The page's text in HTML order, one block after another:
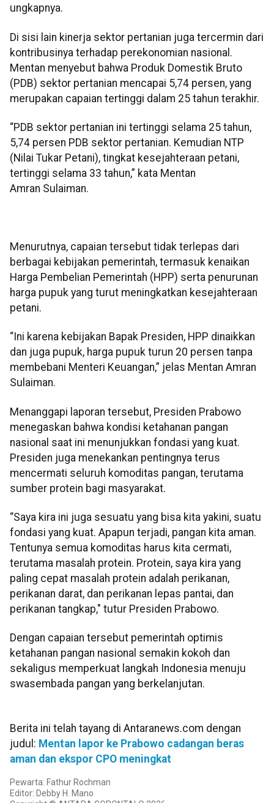
ungkapnya.
Di sisi lain kinerja sektor pertanian juga tercermin dari
kontribusinya terhadap perekonomian nasional.
Mentan menyebut bahwa Produk Domestik Bruto
(PDB) sektor pertanian mencapai 5,74 persen, yang
merupakan capaian tertinggi dalam 25 tahun terakhir.
“PDB sektor pertanian ini tertinggi selama 25 tahun,
5,74 persen PDB sektor pertanian. Kemudian NTP
(Nilai Tukar Petani), tingkat kesejahteraan petani,
tertinggi selama 33 tahun,” kata Mentan
Amran Sulaiman.
Menurutnya, capaian tersebut tidak terlepas dari
berbagai kebijakan pemerintah, termasuk kenaikan
Harga Pembelian Pemerintah (HPP) serta penurunan
harga pupuk yang turut meningkatkan kesejahteraan
petani.
“Ini karena kebijakan Bapak Presiden, HPP dinaikkan
dan juga pupuk, harga pupuk turun 20 persen tanpa
membebani Menteri Keuangan,” jelas Mentan Amran
Sulaiman.
Menanggapi laporan tersebut, Presiden Prabowo
menegaskan bahwa kondisi ketahanan pangan
nasional saat ini menunjukkan fondasi yang kuat.
Presiden juga menekankan pentingnya terus
mencermati seluruh komoditas pangan, terutama
sumber protein bagi masyarakat.
“Saya kira ini juga sesuatu yang bisa kita yakini, suatu
fondasi yang kuat. Apapun terjadi, pangan kita aman.
Tentunya semua komoditas harus kita cermati,
terutama masalah protein. Protein, saya kira yang
paling cepat masalah protein adalah perikanan,
perikanan darat, dan perikanan lepas pantai, dan
perikanan tangkap," tutur Presiden Prabowo.
Dengan capaian tersebut pemerintah optimis
ketahanan pangan nasional semakin kokoh dan
sekaligus memperkuat langkah Indonesia menuju
swasembada pangan yang berkelanjutan.
Berita ini telah tayang di Antaranews.com dengan
judul: Mentan lapor ke Prabowo cadangan beras
aman dan ekspor CPO meningkat
Pewarta: Fathur Rochman
Editor: Debby H. Mano